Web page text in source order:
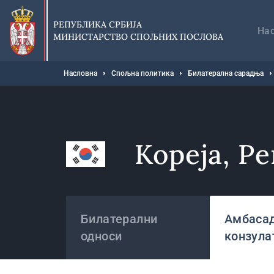
Прескочи
главни
део
садржаја
РЕПУБЛИКА СРБИЈА
МИНИСТАРСТВО СПОЉНИХ ПОСЛОВА
Мрвице
Насловна Спољна политика Билатерална сарадња
Кореја,
Билатерални
односи